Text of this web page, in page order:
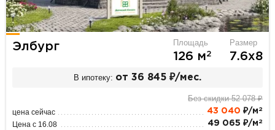
Элбург Площадь
126 м2
Размер
7.6х8
В ипотеку: от 36 845 ₽/мес.
Без скидки 52 078 ₽
цена сейчас 43 040 ₽/м 2
Цена с 16.08 49 065 ₽/м 2